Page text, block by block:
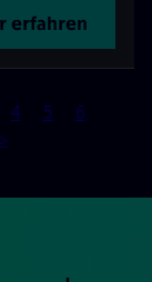
erfahren
4 5
6